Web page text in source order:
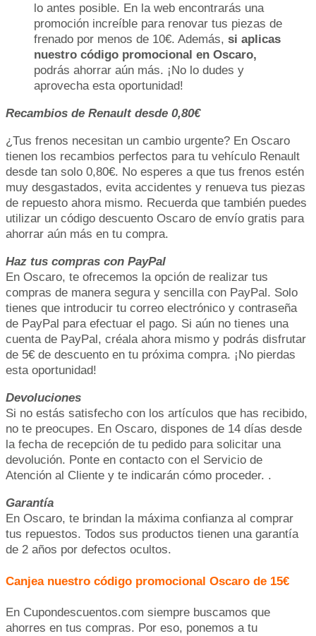
lo antes posible. En la web encontrarás una
promoción increíble para renovar tus piezas de
frenado por menos de 10€. Además, si aplicas
nuestro código promocional en Oscaro,
podrás ahorrar aún más. ¡No lo dudes y
aprovecha esta oportunidad!
Recambios de Renault desde 0,80€
¿Tus frenos necesitan un cambio urgente? En Oscaro
tienen los recambios perfectos para tu vehículo Renault
desde tan solo 0,80€. No esperes a que tus frenos estén
muy desgastados, evita accidentes y renueva tus piezas
de repuesto ahora mismo. Recuerda que también puedes
utilizar un código descuento Oscaro de envío gratis para
ahorrar aún más en tu compra.
Haz tus compras con PayPal
En Oscaro, te ofrecemos la opción de realizar tus
compras de manera segura y sencilla con PayPal. Solo
tienes que introducir tu correo electrónico y contraseña
de PayPal para efectuar el pago. Si aún no tienes una
cuenta de PayPal, créala ahora mismo y podrás disfrutar
de 5€ de descuento en tu próxima compra. ¡No pierdas
esta oportunidad!
Devoluciones
Si no estás satisfecho con los artículos que has recibido,
no te preocupes. En Oscaro, dispones de 14 días desde
la fecha de recepción de tu pedido para solicitar una
devolución. Ponte en contacto con el Servicio de
Atención al Cliente y te indicarán cómo proceder. .
Garantía
En Oscaro, te brindan la máxima confianza al comprar
tus repuestos. Todos sus productos tienen una garantía
de 2 años por defectos ocultos.
Canjea nuestro código promocional Oscaro de 15€
En Cupondescuentos.com siempre buscamos que
ahorres en tus compras. Por eso, ponemos a tu